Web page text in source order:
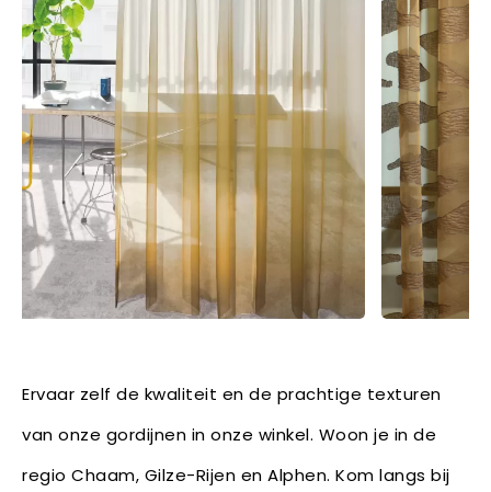
Ervaar zelf de kwaliteit en de prachtige texturen
van onze gordijnen in onze winkel. Woon je in de
regio Chaam, Gilze-Rijen en Alphen. Kom langs bij